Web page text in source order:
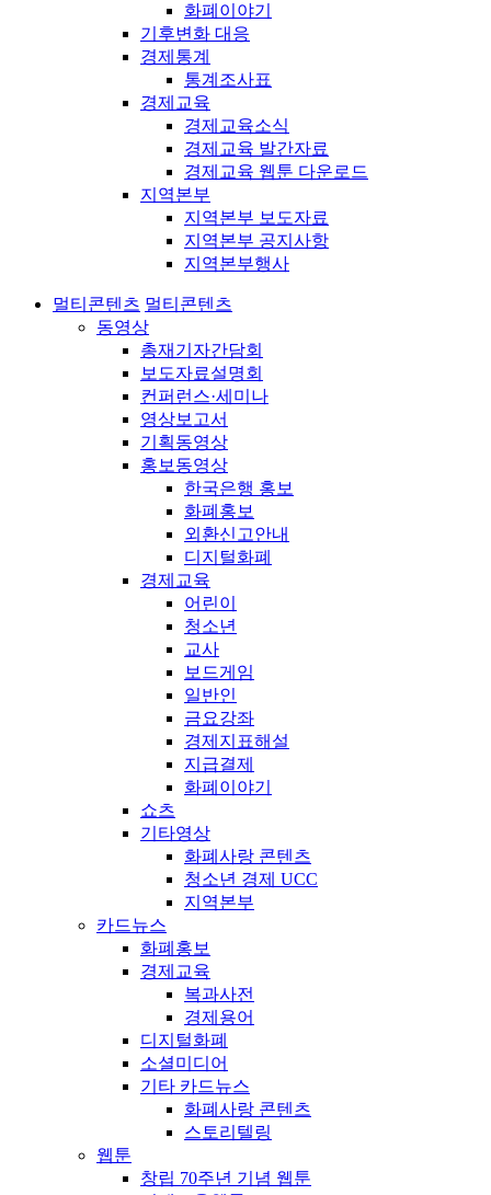
화폐이야기
기후변화 대응
경제통계
통계조사표
경제교육
경제교육소식
경제교육 발간자료
경제교육 웹툰 다운로드
지역본부
지역본부 보도자료
지역본부 공지사항
지역본부행사
멀티콘텐츠 멀티콘텐츠
동영상
총재기자간담회
보도자료설명회
컨퍼런스·세미나
영상보고서
기획동영상
홍보동영상
한국은행 홍보
화폐홍보
외환신고안내
디지털화폐
경제교육
어린이
청소년
교사
보드게임
일반인
금요강좌
경제지표해설
지급결제
화폐이야기
쇼츠
기타영상
화폐사랑 콘텐츠
청소년 경제 UCC
지역본부
카드뉴스
화폐홍보
경제교육
복과사전
경제용어
디지털화폐
소셜미디어
기타 카드뉴스
화폐사랑 콘텐츠
스토리텔링
웹툰
창립 70주년 기념 웹툰